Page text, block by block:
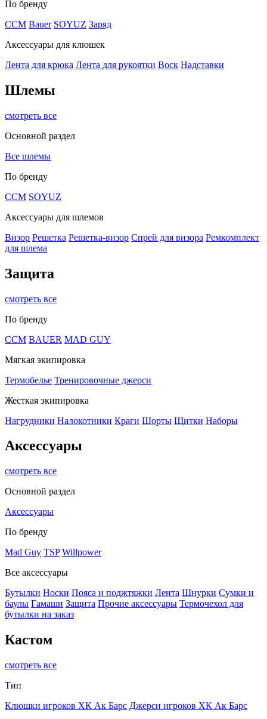
По бренду
CCM Bauer SOYUZ Заряд
Аксессуары для клюшек
Лента для крюка Лента для рукоятки Воск Надставки
Шлемы
смотреть все
Основной раздел
Все шлемы
По бренду
CCM SOYUZ
Аксессуары для шлемов
Визор Решетка Решетка-визор Спрей для визора Ремкомплект
для шлема
Защита
смотреть все
По бренду
CCM BAUER MAD GUY
Мягкая экипировка
Термобелье Тренировочные джерси
Жесткая экипировка
Нагрудники Налокотники Краги Шорты Щитки Наборы
Аксессуары
смотреть все
Основной раздел
Аксессуары
По бренду
Mad Guy TSP Willpower
Все аксессуары
Бутылки Носки Пояса и поджтяжки Лента Шнурки Сумки и
баулы Гамаши Защита Прочие аксессуары Термочехол для
бутылки на заказ
Кастом
смотреть все
Тип
Клюшки игроков ХК Ак Барс Джерси игроков ХК Ак Барс